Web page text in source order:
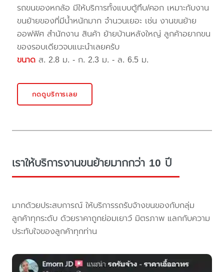
รถขนของหกล้อ มีให้บริการทั้งแบบตู้ทึบ/คอก เหมาะกับงาน
ขนย้ายของที่มีน้ำหนักมาก จำนวนเยอะ เช่น งานขนย้าย
ออฟฟิศ สำนักงาน สินค้า ย้ายบ้านหลังใหญ่ ลูกค้าอยากขน
ของรอบเดียวจบแนะนำเลยครับ
ขนาด ส. 2.8 ม. - ก. 2.3 ม. - ล. 6.5 ม.
กดดูบริการเลย
เราให้บริการงานขนย้ายมากกว่า 10 ปี
มากด้วยประสบการณ์ ให้บริการรถรับจ้างขนของกับกลุ่ม
ลูกค้าทุกระดับ ด้วยราคาถูกย่อมเยาว์ มิตรภาพ แลกกับความ
ประทับใจของลูกค้าทุกท่าน